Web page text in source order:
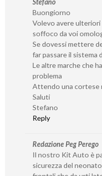
Buongiorno
Volevo avere
soffoco da voi
Se dovessi mettere
far passare il sistema
Le altre marche che
problema
Attendo una cortese
Saluti
Stefano
Reply
Redazione Peg Perego
Il nostro Kit Auto è
sicurezza del